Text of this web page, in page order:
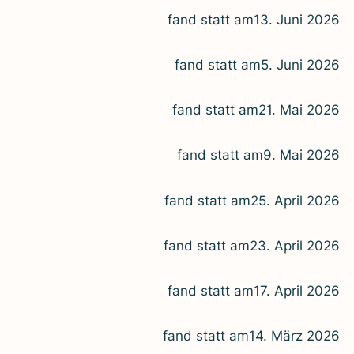
fand statt am13. Juni 2026
fand statt am5. Juni 2026
fand statt am21. Mai 2026
fand statt am9. Mai 2026
fand statt am25. April 2026
fand statt am23. April 2026
fand statt am17. April 2026
fand statt am14. März 2026